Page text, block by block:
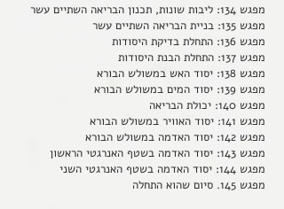
מפגש 134: ליבות שונות, תכנון הבריאה השתיים עשר
מפגש 135: בניית הבריאה השתיים עשר
מפגש 136: התחלת בדיקת היסודות
מפגש 137: התחלת הבנת היסודות
מפגש 138: יסוד האש במשולש הבורא
מפגש 139: יסוד המים במשולש הבורא
מפגש 140: יכולת הבריאה
מפגש 141: יסוד האוויר במשולש הבורא
מפגש 142: יסוד האדמה במשולש הבורא
מפגש 143: יסוד האדמה בשטף האנרגטי הראשון
מפגש 144: יסוד האדמה בשטף האנרגטי השני
מפגש 145. סיום שהוא התחלה